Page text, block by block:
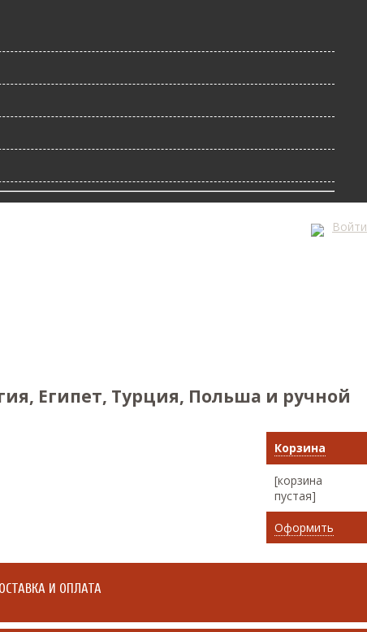
Войти
Египет, Турция, Польша и ручной
Корзина
[корзина
пустая]
Оформить
И ОПЛАТА